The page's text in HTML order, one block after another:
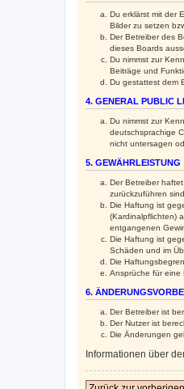
Du erklärst mit der
Bilder zu setzen
Der Betreiber des
dieses Boards
Du nimmst zur
Beiträge und
Du gestattest dem
4. GENERAL PUBLIC
Du nimmst zur
deutschsprachige
nicht untersagen
5. GEWÄHRLEISTUNG
Der Betreiber
zurückzuführen
Die Haftung ist
(Kardinalpflichten)
entgangenen
Die Haftung ist
Schäden und im
Die
Ansprüche für eine
6.
Der Betreiber ist
Der Nutzer ist
Die Änderungen
Informationen über